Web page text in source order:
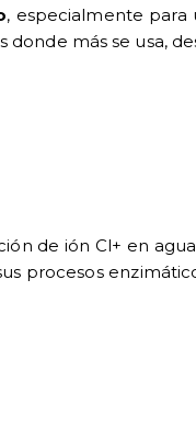
, especialmente para
más se usa,
de ión Cl+ en
procesos